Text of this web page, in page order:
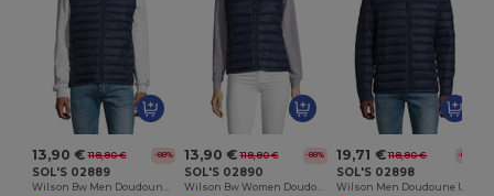
13,90 € 118,80 € -88%
SOL'S 02889
13,90 € 118,80 € -88%
SOL'S 02890
19,71 € 118,80 € -83%
SOL'S 02898